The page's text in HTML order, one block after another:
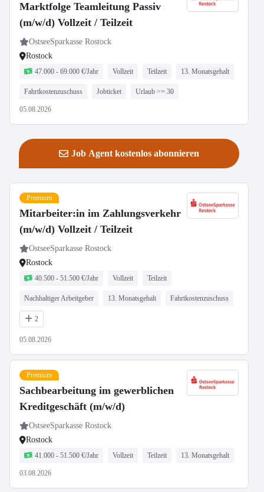
Marktfolge Teamleitung Passiv
(m/w/d) Vollzeit / Teilzeit
OstseeSparkasse Rostock
Rostock
47.000 - 69.000 €/Jahr Vollzeit Teilzeit 13. Monatsgehalt
Fahrtkostenzuschuss Jobticket Urlaub >= 30
05.08.2026
Job Agent kostenlos abonnieren
Premium
Mitarbeiter:in im Zahlungsverkehr
(m/w/d) Vollzeit / Teilzeit
OstseeSparkasse Rostock
Rostock
40.500 - 51.500 €/Jahr Vollzeit Teilzeit
Nachhaltiger Arbeitgeber 13. Monatsgehalt Fahrtkostenzuschuss
2
05.08.2026
Premium
Sachbearbeitung im gewerblichen
Kreditgeschäft (m/w/d)
OstseeSparkasse Rostock
Rostock
41.000 - 51.500 €/Jahr Vollzeit Teilzeit 13. Monatsgehalt
03.08.2026